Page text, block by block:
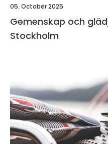
05. October 2025
Gemenskap och
Stockholm